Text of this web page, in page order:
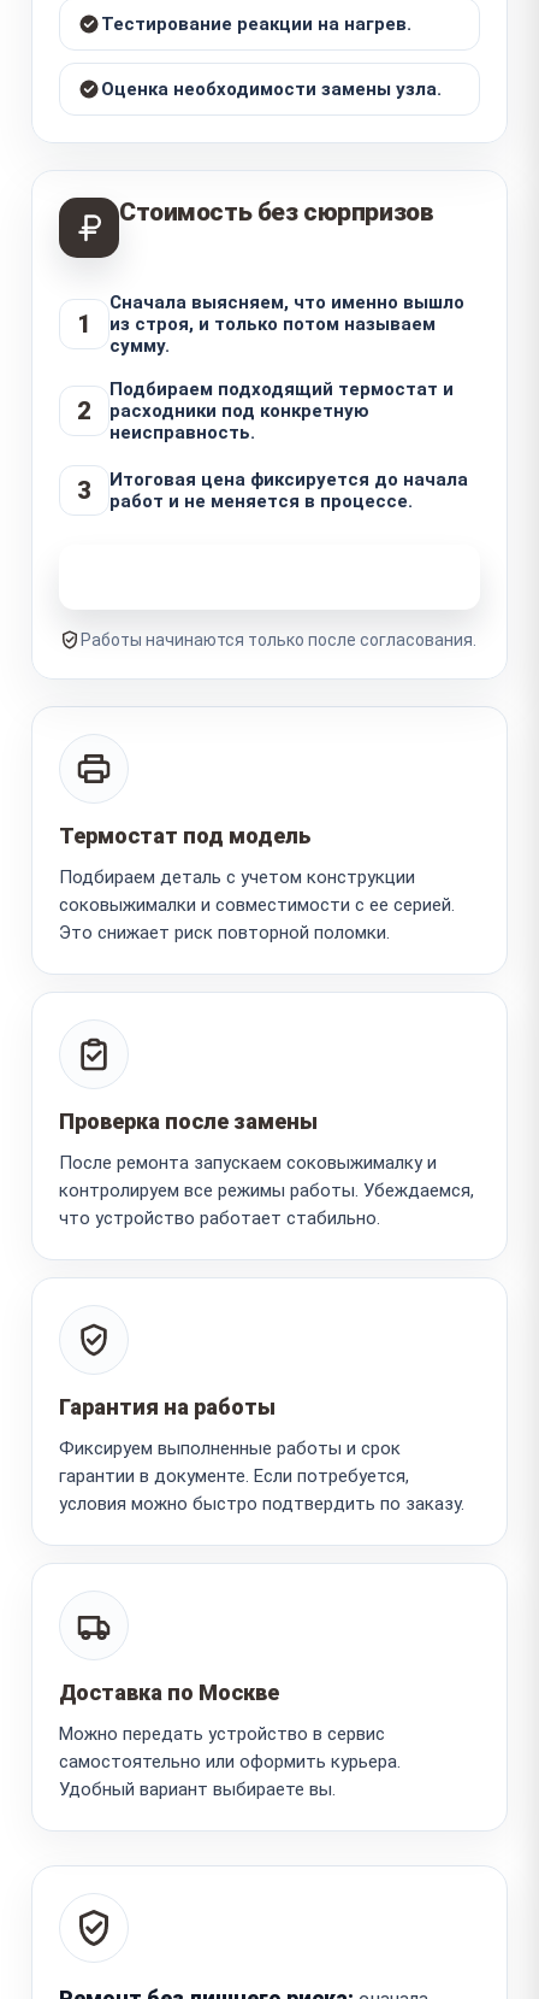
Тестирование реакции на нагрев.
Оценка необходимости замены узла.
Стоимость без сюрпризов
1
Сначала выясняем, что именно вышло
из строя, и только потом называем
сумму.
2
Подбираем подходящий термостат и
расходники под конкретную
неисправность.
3
Итоговая цена фиксируется до начала
работ и не меняется в процессе.
Работы начинаются только после согласования.
Термостат под модель
Подбираем деталь с учетом конструкции
соковыжималки и совместимости с ее серией.
Это снижает риск повторной поломки.
Проверка после замены
После ремонта запускаем соковыжималку и
контролируем все режимы работы. Убеждаемся,
что устройство работает стабильно.
Гарантия на работы
Фиксируем выполненные работы и срок
гарантии в документе. Если потребуется,
условия можно быстро подтвердить по заказу.
Доставка по Москве
Можно передать устройство в сервис
самостоятельно или оформить курьера.
Удобный вариант выбираете вы.